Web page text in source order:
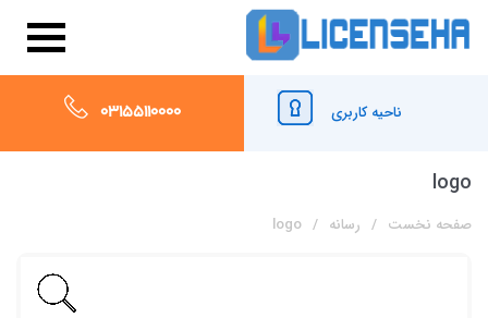
ناحیه کاربری 03155110000
logo
صفحه نخست رسانه logo